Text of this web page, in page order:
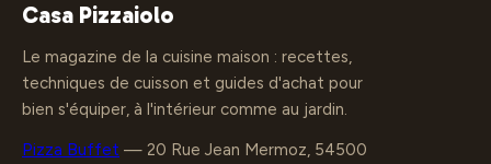
Casa Pizzaiolo
Le magazine de la cuisine maison : recettes,
techniques de cuisson et guides d'achat pour
bien s'équiper, à l'intérieur comme au jardin.
Pizza Buffet — 20 Rue Jean Mermoz, 54500